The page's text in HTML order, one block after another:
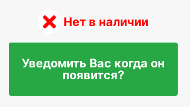
Нет в наличии
Уведомить Вас когда он
появится?